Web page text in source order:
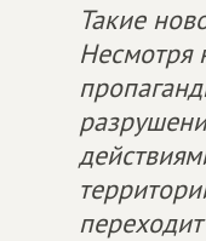
Такие
Несмотря